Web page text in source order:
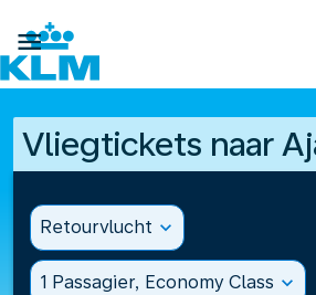

Vliegtickets naar
Retourvlucht expand_more
1 Passagier, Economy Class expand_more